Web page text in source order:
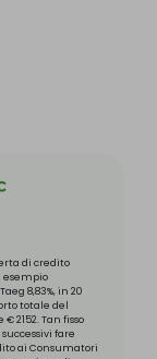
di credito
esempio
8,83%, in 20
totale del
2152. Tan fisso
fare
ai Consumatori